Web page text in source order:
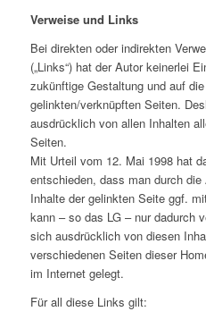
Verweise und Links
Bei direkten oder indirekten
(„Links“) hat der Autor keinerlei
zukünftige Gestaltung und auf
gelinkten/verknüpften Seiten.
ausdrücklich von allen Inhalten
Seiten.
Mit Urteil vom 12. Mai 1998 hat
entschieden, dass man durch
Inhalte der gelinkten Seite ggf.
kann – so das LG – nur dadurch
sich ausdrücklich von diesen
verschiedenen Seiten dieser
im Internet gelegt.
Für all diese Links gilt: